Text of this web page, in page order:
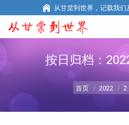
从甘棠到世界，记载我
按日归档：
首页 2022 2